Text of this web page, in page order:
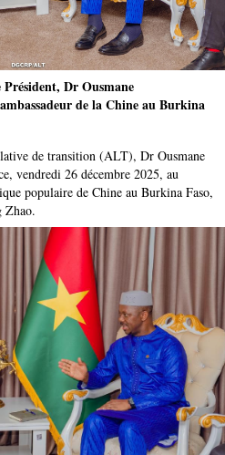
Dr Ousmane
de la Chine au Burkina
de transition (ALT), Dr Ousmane
vendredi 26 décembre 2025, au
populaire de Chine au Burkina Faso,
Zhao.